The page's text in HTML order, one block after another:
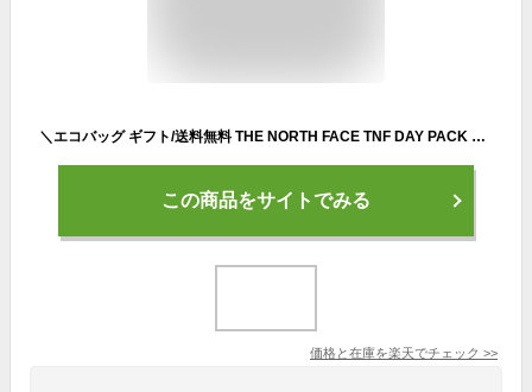
＼エコバッグ ギフト/送料無料 THE NORTH FACE TNF DAY PACK ザノースフェイス 韓国正規品 30l リュック バッグ 大容量 大型 学生 通学 通勤 メンズ レディース 大人 おしゃれ かわいい カジュアル 大人 旅行
この商品をサイトでみる
価格と在庫を楽天でチェック >>